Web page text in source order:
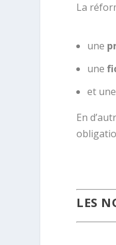
La
une
une
et une
En
LES